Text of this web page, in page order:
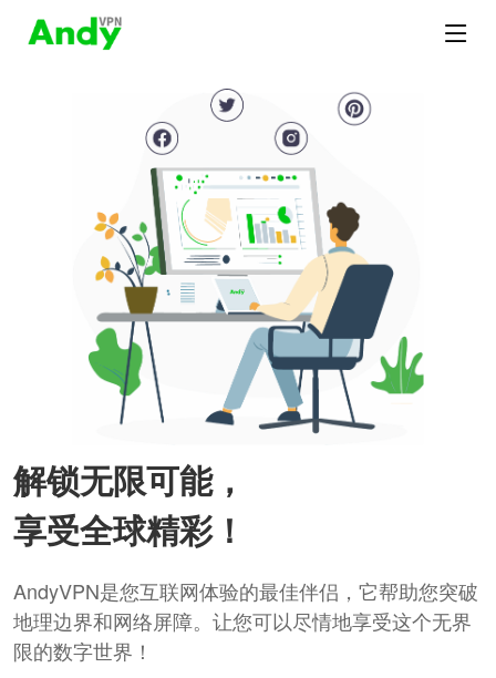
解锁无限可能，
享受全球精彩！
AndyVPN是您互联网体验的最佳伴侣，它帮助您突破
地理边界和网络屏障。让您可以尽情地享受这个无界
限的数字世界！